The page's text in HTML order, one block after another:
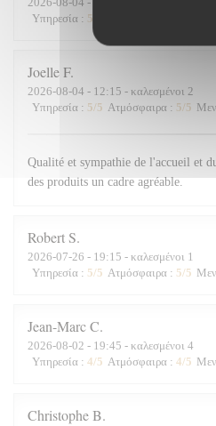
Υπηρεσία : 5
JoelleF
2026-08-04 - 12:15 - καλεσμένοι 2
Υπηρεσία : 5/5 Ατμόσφαιρα : 5/5
Qualité et sympathie de l'accueil et
des produits un cadre agréable.
Robert S
2026-07-26 - 19:15 - καλεσμένοι 1
Υπηρεσία : 5/5 Ατμόσφαιρα : 5/5
Jean-MarcC
2026-08-02 - 19:45 - καλεσμένοι 4
Υπηρεσία : 4/5 Ατμόσφαιρα : 4/5
ChristopheB